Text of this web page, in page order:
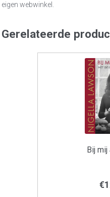
eigen webwinkel.
Gerelateerde
Bij mij
€